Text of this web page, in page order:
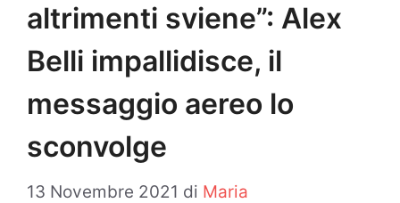
altrimenti sviene”: Alex
Belli impallidisce, il
messaggio aereo lo
sconvolge
13 Novembre 2021 di Maria